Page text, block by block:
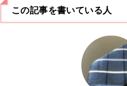
この記事を書いている人